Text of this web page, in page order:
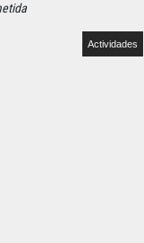
Actividades